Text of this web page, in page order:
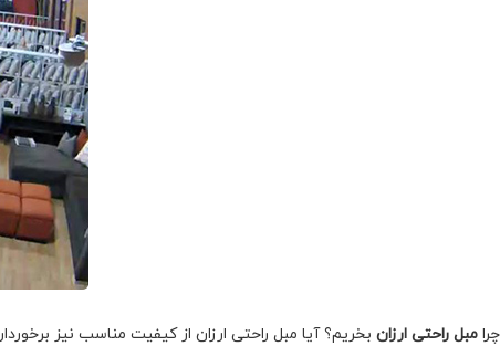
چرا مبل راحتی ارزان بخریم؟ آیا مبل راحتی ارزان از کیفیت مناسب نیز